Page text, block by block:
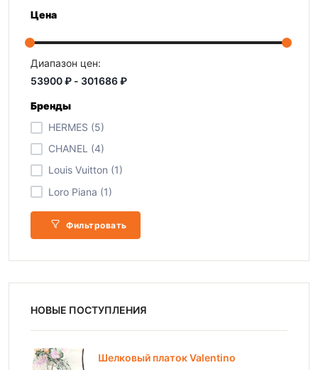
Цена
Диапазон цен:
Бренды
HERMES (5)
CHANEL (4)
Louis Vuitton (1)
Loro Piana (1)
Фильтровать
НОВЫЕ ПОСТУПЛЕНИЯ
Шелковый платок Valentino